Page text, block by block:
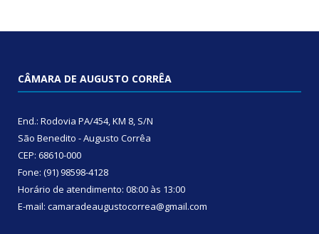
CÂMARA DE AUGUSTO CORRÊA
End.: Rodovia PA/454, KM 8, S/N
São Benedito - Augusto Corrêa
CEP: 68610-000
Fone: (91) 98598-4128
Horário de atendimento: 08:00 às 13:00
E-mail: camaradeaugustocorrea@gmail.com